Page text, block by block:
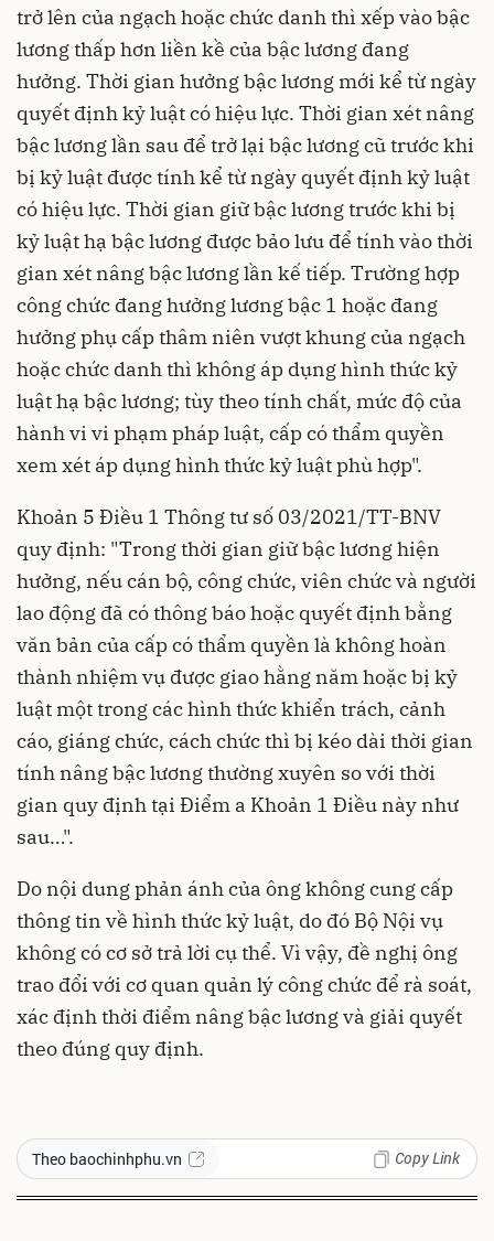
trở lên của ngạch hoặc chức danh thì xếp vào bậc
lương thấp hơn liền kề của bậc lương đang
hưởng. Thời gian hưởng bậc lương mới kể từ ngày
quyết định kỷ luật có hiệu lực. Thời gian xét nâng
bậc lương lần sau để trở lại bậc lương cũ trước khi
bị kỷ luật được tính kể từ ngày quyết định kỷ luật
có hiệu lực. Thời gian giữ bậc lương trước khi bị
kỷ luật hạ bậc lương được bảo lưu để tính vào thời
gian xét nâng bậc lương lần kế tiếp. Trường hợp
công chức đang hưởng lương bậc 1 hoặc đang
hưởng phụ cấp thâm niên vượt khung của ngạch
hoặc chức danh thì không áp dụng hình thức kỷ
luật hạ bậc lương; tùy theo tính chất, mức độ của
hành vi vi phạm pháp luật, cấp có thẩm quyền
xem xét áp dụng hình thức kỷ luật phù hợp".
Khoản 5 Điều 1 Thông tư số 03/2021/TT-BNV
quy định: "Trong thời gian giữ bậc lương hiện
hưởng, nếu cán bộ, công chức, viên chức và người
lao động đã có thông báo hoặc quyết định bằng
văn bản của cấp có thẩm quyền là không hoàn
thành nhiệm vụ được giao hằng năm hoặc bị kỷ
luật một trong các hình thức khiển trách, cảnh
cáo, giáng chức, cách chức thì bị kéo dài thời gian
tính nâng bậc lương thường xuyên so với thời
gian quy định tại Điểm a Khoản 1 Điều này như
sau…".
Do nội dung phản ánh của ông không cung cấp
thông tin về hình thức kỷ luật, do đó Bộ Nội vụ
không có cơ sở trả lời cụ thể. Vì vậy, đề nghị ông
trao đổi với cơ quan quản lý công chức để rà soát,
xác định thời điểm nâng bậc lương và giải quyết
theo đúng quy định.
Theo baochinhphu.vn Copy Link